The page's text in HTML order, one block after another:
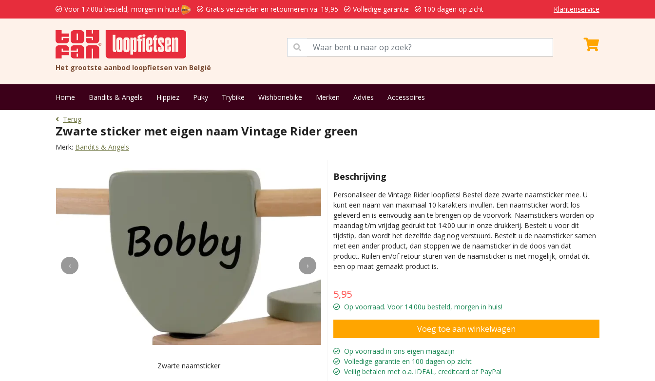
Voor 17:00u besteld, morgen in huis! Gratis verzenden en retourneren va. 19,95 Volledige garantie 100 dagen op zicht Klantenservice
Het grootste aanbod loopfietsen van België
Home Bandits & Angels Hippiez Puky Trybike Wishbonebike Merken Advies Accessoires
Terug
Zwarte sticker met eigen naam Vintage Rider green
Merk: Bandits & Angels
‹ ›
Zwarte naamsticker Voor de Vintage Rider loopfiets
Beschrijving
Personaliseer de Vintage Rider loopfiets! Bestel deze zwarte naamsticker mee. U
kunt een naam van maximaal 10 karakters invullen. Een naamsticker wordt los
geleverd en is eenvoudig aan te brengen op de voorvork. Naamstickers worden op
maandag t/m vrijdag gedrukt tot 14:00 uur in onze drukkerij. Bestelt u voor dit
tijdstip, dan wordt het dezelfde dag nog verstuurd. Bestelt u de naamsticker samen
met een ander product, dan stoppen we de naamsticker in de doos van dat
product. Ruilen en/of retour sturen van de naamsticker is niet mogelijk, omdat dit
een op maat gemaakt product is.
5,95
Op voorraad. Voor 14:00u besteld, morgen in huis!
Op voorraad in ons eigen magazijn
Volledige garantie en 100 dagen op zicht
Veilig betalen met o.a. iDEAL, creditcard of PayPal